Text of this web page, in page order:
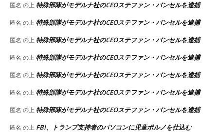
匿名 の上 特殊部隊がモデルナ社のCEOステファン・バンセルを逮捕
匿名 の上 特殊部隊がモデルナ社のCEOステファン・バンセルを逮捕
匿名 の上 特殊部隊がモデルナ社のCEOステファン・バンセルを逮捕
匿名 の上 特殊部隊がモデルナ社のCEOステファン・バンセルを逮捕
匿名 の上 特殊部隊がモデルナ社のCEOステファン・バンセルを逮捕
匿名 の上 特殊部隊がモデルナ社のCEOステファン・バンセルを逮捕
匿名 の上 特殊部隊がモデルナ社のCEOステファン・バンセルを逮捕
匿名 の上 FBI、トランプ支持者のパソコンに児童ポルノを仕込む